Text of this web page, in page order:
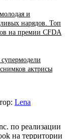
и
нарядов. Топ
на премии CFDA
актрисы
Lena
по реализации
на территории